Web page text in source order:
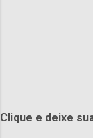
Clique e deixe